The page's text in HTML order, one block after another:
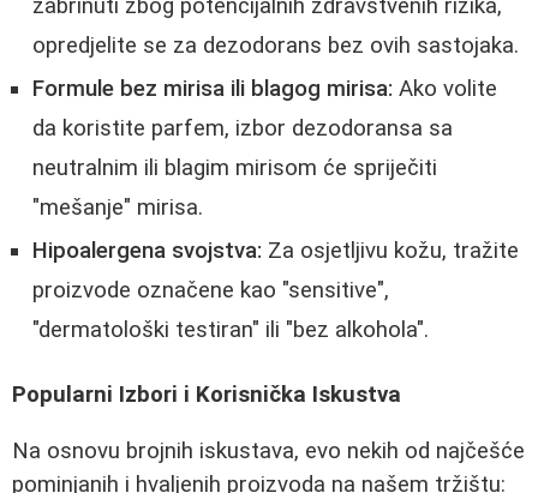
zabrinuti zbog potencijalnih zdravstvenih rizika,
opredjelite se za dezodorans bez ovih sastojaka.
Formule bez mirisa ili blagog mirisa: Ako volite
da koristite parfem, izbor dezodoransa sa
neutralnim ili blagim mirisom će spriječiti
"mešanje" mirisa.
Hipoalergena svojstva: Za osjetljivu kožu, tražite
proizvode označene kao "sensitive",
"dermatološki testiran" ili "bez alkohola".
Popularni Izbori i Korisnička Iskustva
Na osnovu brojnih iskustava, evo nekih od najčešće
pominjanih i hvaljenih proizvoda na našem tržištu: